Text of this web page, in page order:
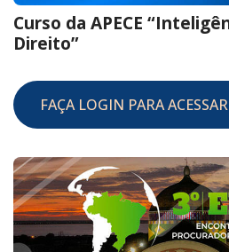
Curso da APECE
Direito”
FAÇA LOGIN PARA ACESSAR